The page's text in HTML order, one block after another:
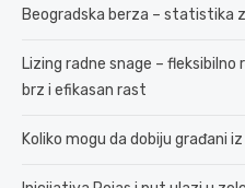
Beogradska berza – statistika
Lizing radne snage – fleksibilno
brz i efikasan rast
Koliko mogu da dobiju građani